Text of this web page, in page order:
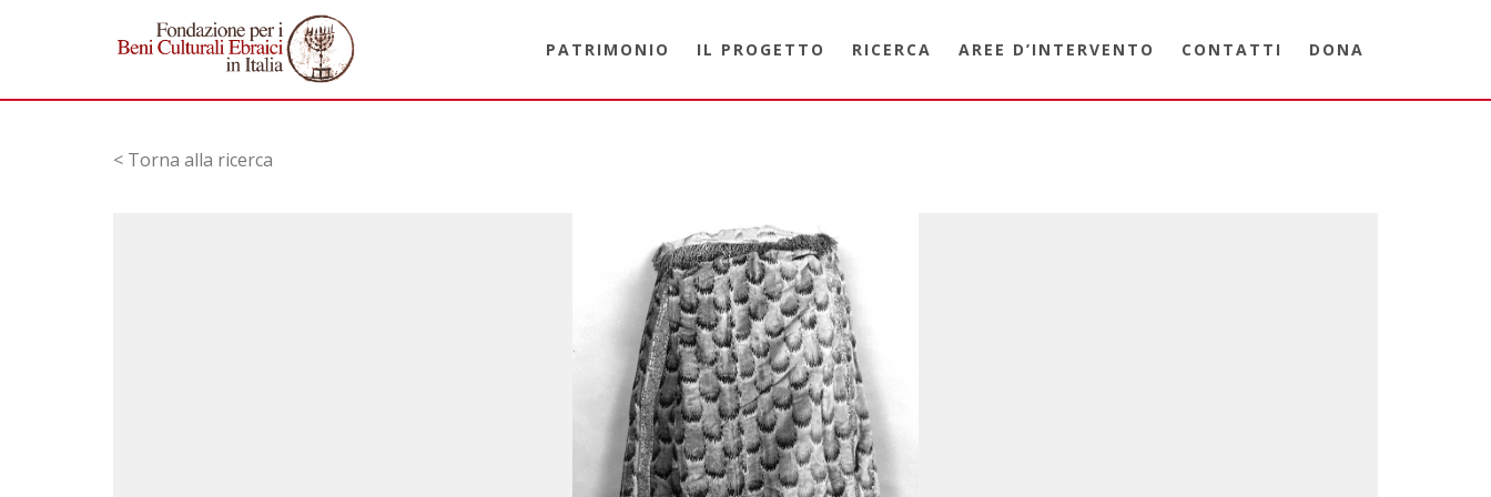
PATRIMONIO IL PROGETTO RICERCA AREE D’INTERVENTO CONTATTI DONA
< Torna alla ricerca